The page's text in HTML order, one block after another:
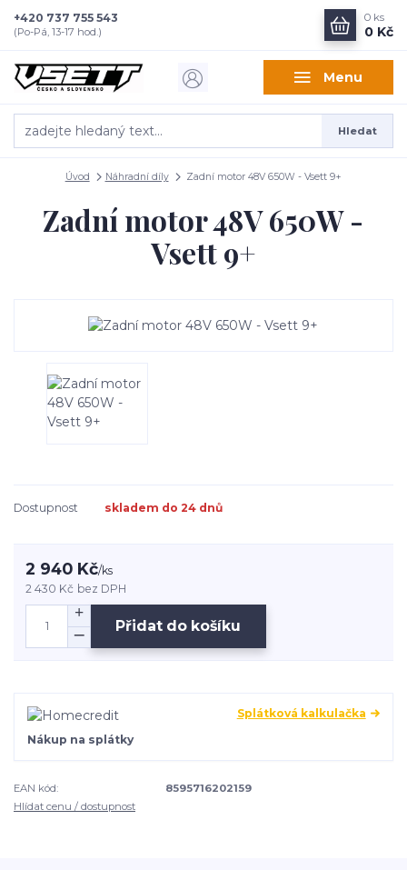
Menu
Hledat
+420 737 755 543
(Po-Pá, 13-17 hod.)
0 ks
0 Kč
Úvod Náhradní díly Zadní motor 48V 650W - Vsett 9+
Zadní motor 48V 650W -
Vsett 9+
Dostupnost skladem do 24 dnů
2 940 Kč/ks
2 430 Kč bez DPH
Přidat do košíku
Splátková kalkulačka
Nákup na splátky
EAN kód:
8595716202159
Hlídat cenu / dostupnost